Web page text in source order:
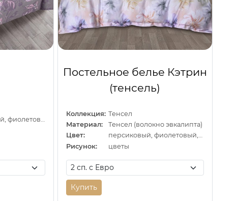
серый, розовый, фиолетовый
Постельное белье Кэтрин
(тенсель)
Коллекция: Тенсел
Материал:
Тенсел (волокно эвкалипта)
Цвет:
персиковый, фиолетовый, зеленый
Рисунок:
цветы
Купить